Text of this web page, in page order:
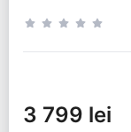
3 799 lei